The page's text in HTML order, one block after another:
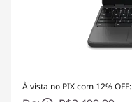
À vista no PIX com 12% OFF: